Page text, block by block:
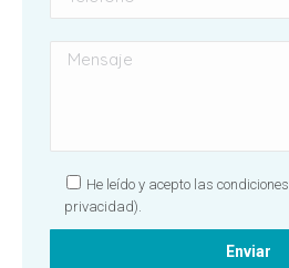
He leído y acepto las condiciones
privacidad).